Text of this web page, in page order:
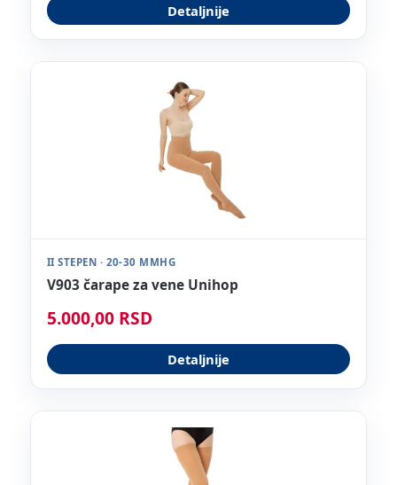
Detaljnije
II STEPEN · 20-30 MMHG
V903 čarape za vene Unihop
5.000,00 RSD
Detaljnije